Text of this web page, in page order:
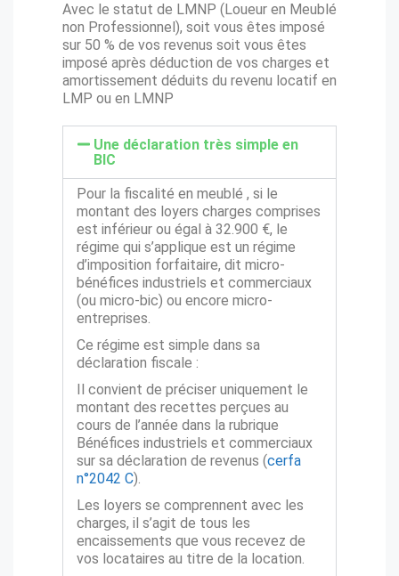
Avec le statut de LMNP (Loueur en Meublé
non Professionnel), soit vous êtes imposé
sur 50 % de vos revenus soit vous êtes
imposé après déduction de vos charges et
amortissement déduits du revenu locatif en
LMP ou en LMNP
Une déclaration très simple en
BIC
Pour la fiscalité en meublé , si le
montant des loyers charges comprises
est inférieur ou égal à 32.900 €, le
régime qui s’applique est un régime
d’imposition forfaitaire, dit micro-
bénéfices industriels et commerciaux
(ou micro-bic) ou encore micro-
entreprises.
Ce régime est simple dans sa
déclaration fiscale :
Il convient de préciser uniquement le
montant des recettes perçues au
cours de l’année dans la rubrique
Bénéfices industriels et commerciaux
sur sa déclaration de revenus (cerfa
n°2042 C).
Les loyers se comprennent avec les
charges, il s’agit de tous les
encaissements que vous recevez de
vos locataires au titre de la location.